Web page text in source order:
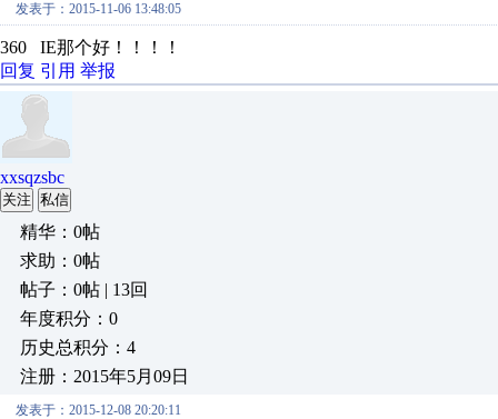
发表于：2015-11-06 13:48:05
360 IE那个好！！！！
回复 引用 举报
xxsqzsbc
关注 私信
精华：0帖
求助：0帖
帖子：0帖 | 13回
年度积分：0
历史总积分：4
注册：2015年5月09日
发表于：2015-12-08 20:20:11